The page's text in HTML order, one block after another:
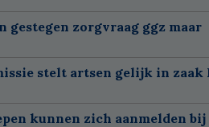
gestegen zorgvraag ggz maar
stelt artsen gelijk in
kunnen zich aanmelden